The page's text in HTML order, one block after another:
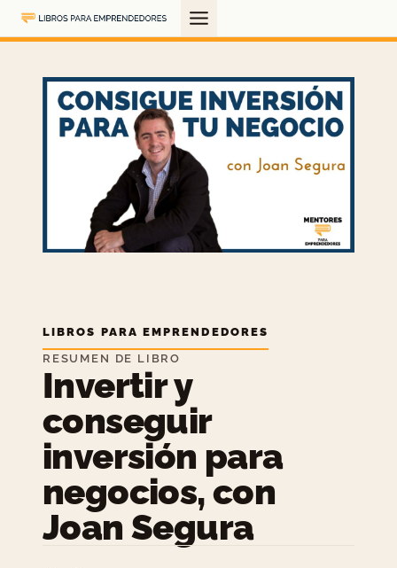
Saltar
al
LIBROS PARA EMPRENDEDORES
RESUMEN DE LIBRO
Invertir y
conseguir
inversión para
negocios, con
Joan Segura